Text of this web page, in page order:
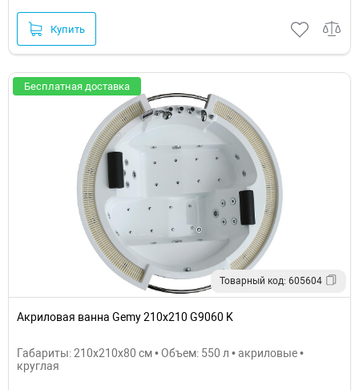
Купить
Бесплатная доставка
Товарный код: 605604
Акриловая ванна Gemy 210x210 G9060 K
Габариты: 210x210x80 см • Объем: 550 л • акриловые •
круглая